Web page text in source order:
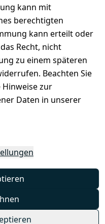
kann mit
berechtigten
kann erteilt oder
Recht, nicht
zu einem späteren
Beachten Sie
zur
Daten in unserer
© artunddesign24 2026